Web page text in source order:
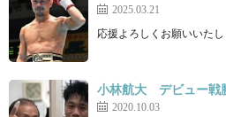
2025.03.21
応援よろしくお願いいた
小林航大 デビュー戦
2020.10.03